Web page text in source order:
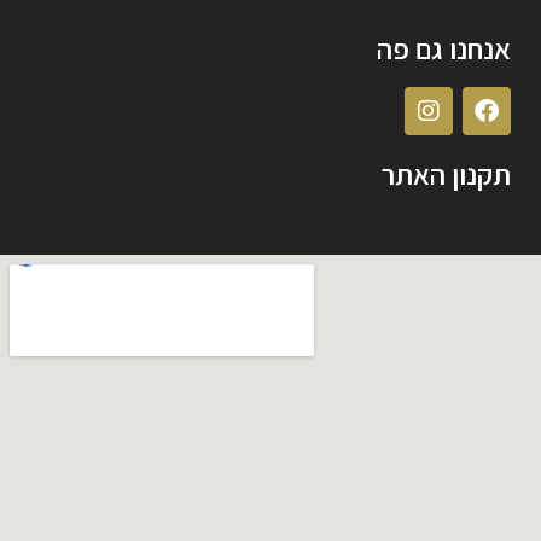
אנחנו גם פה
תקנון האתר